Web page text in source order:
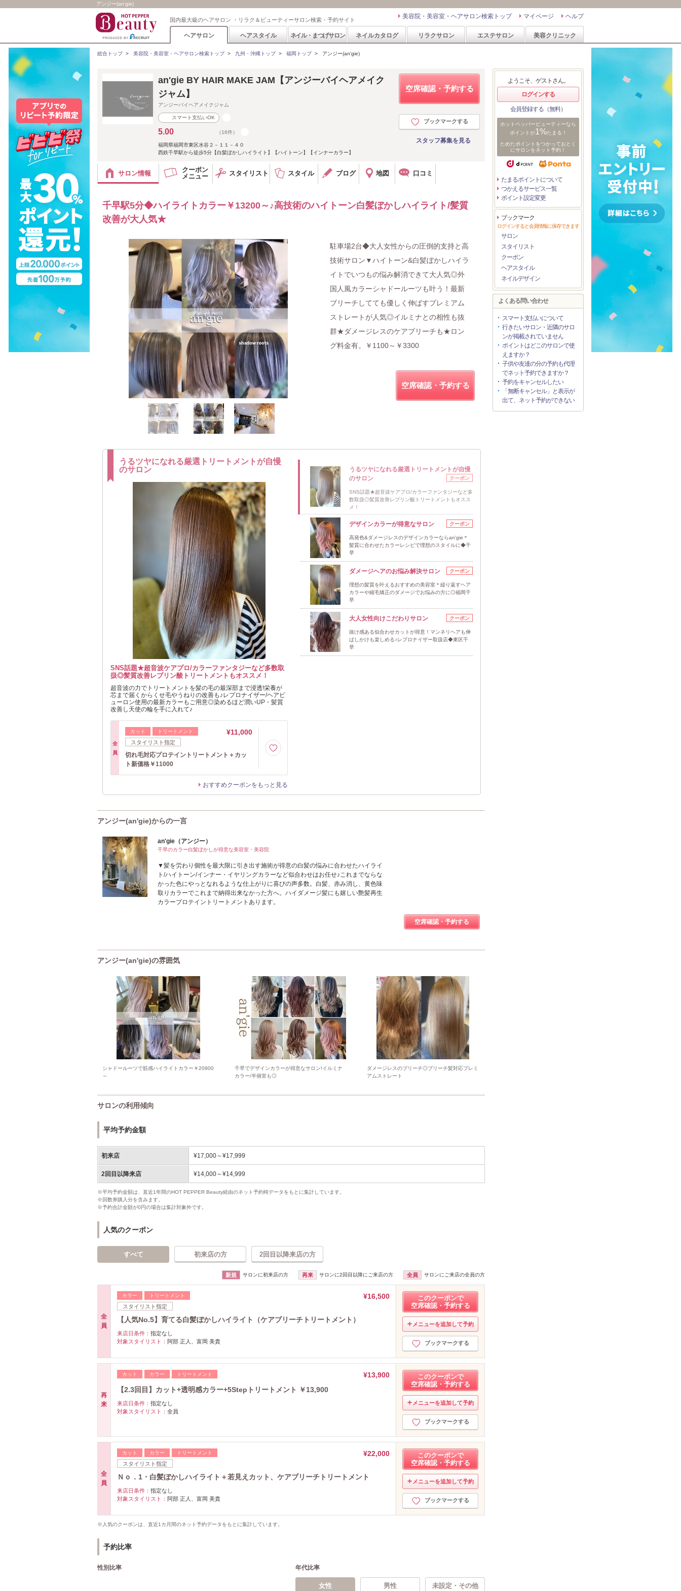
アンジー(an'gie)
国内最大級のヘアサロン ・リラク＆ビューティーサロン検索・予約サイト ヘルプ
マイページ
美容院・美容室・ヘアサロン検索トップ
ヘアサロン ヘアスタイル ネイル・まつげサロン ネイルカタログ リラクサロン エステサロン 美容クリニック
総合トップ> 美容院・美容室・ヘアサロン検索トップ> 九州・沖縄トップ> 福岡トップ> アンジー(an'gie)
空席確認・予約する
ブックマークする
スタッフ募集を見る
an'gie BY HAIR MAKE JAM【アンジーバイヘアメイク
ジャム】
アンジーバイヘアメイクジャム
スマート支払いOK
5.00 （16件）
福岡県福岡市東区水谷２－１１－４０
西鉄千早駅から徒歩5分【白髪ぼかしハイライト】【ハイトーン】【インナーカラー】
サロン情報
クーポン
メニュー
スタイリスト スタイル ブログ 地図 口コミ
千早駅5分◆ハイライトカラー￥13200～♪高技術のハイトーン白髪ぼかしハイライト/髪質
改善が大人気★
駐車場2台◆大人女性からの圧倒的支持と高
技術サロン▼ハイトーン&白髪ぼかしハイラ
イトでいつもの悩み解消できて大人気◎外
国人風カラーシャドールーツも叶う！最新
ブリーチしてても優しく伸ばすプレミアム
ストレートが人気◎イルミナとの相性も抜
群★ダメージレスのケアブリーチも★ロン
グ料金有。￥1100～￥3300
空席確認・予約する
うるツヤになれる厳選トリートメントが自慢
のサロン
SNS話題★超音波ケアプロ/カラーファンタジーなど多数取
扱◎髪質改善レブリン酸トリートメントもオススメ！
超音波の力でトリートメントを髪の毛の最深部まで浸透!栄養が
芯まで届くからくせ毛やうねりの改善も♪レプロナイザー/ヘアビ
ューロン使用の最新カラーもご用意◎染めるほど潤いUP・髪質
改善し天使の輪を手に入れて♪
全
員
カット トリートメント
スタイリスト指定
¥11,000
切れ毛対応プロテイントリートメント＋カッ
ト新価格￥11000
おすすめクーポンをもっと見る
うるツヤになれる厳選トリートメントが自慢
のサロン
クーポン
SNS話題★超音波ケアプロ/カラーファンタジーなど多
数取扱◎髪質改善レブリン酸トリートメントもオスス
メ！
デザインカラーが得意なサロン クーポン
高発色&ダメージレスのデザインカラーならan'gie＊
髪質に合わせたカラーレシピで理想のスタイルに◆千
早
ダメージヘアのお悩み解決サロン クーポン
理想の髪質を叶えるおすすめの美容室＊繰り返すヘア
カラーや縮毛矯正のダメージでお悩みの方に◎福岡千
早
大人女性向けこだわりサロン クーポン
抜け感ある似合わせカットが得意！マンネリヘアも伸
ばしかけも楽しめる♪レプロナイザー取扱店◆東区千
早
アンジー(an'gie)からの一言
an'gie（アンジー）
千早のカラー白髪ぼかしが得意な美容室・美容院
▼髪を労わり個性を最大限に引き出す施術が得意の白髪の悩みに合わせたハイライ
ト/ハイトーン/インナー・イヤリングカラーなど似合わせはお任せ♪これまでならな
かった色にやっとなれるような仕上がりに喜びの声多数。白髪、赤み消し、黄色味
取りカラーでこれまで納得出来なかった方へ。ハイダメージ髪にも嬉しい艶髪再生
カラープロテイントリートメントあります。
空席確認・予約する
アンジー(an'gie)の雰囲気
シャドールーツで筋感ハイライトカラー￥20900
～
千早でデザインカラーが得意なサロン!イルミナ
カラー/半個室も◎
ダメージレスのブリーチ◎ブリーチ髪対応プレミ
アムストレート
サロンの利用傾向
平均予約金額
初来店 ¥17,000～¥17,999
2回目以降来店 ¥14,000～¥14,999
※平均予約金額は、直近1年間のHOT PEPPER Beauty経由のネット予約時データをもとに集計しています。
※回数券購入分を含みます。
※予約合計金額が0円の場合は集計対象外です。
人気のクーポン
すべて 初来店の方 2回目以降来店の方
新規 サロンに初来店の方 再来 サロンに2回目以降にご来店の方 全員 サロンにご来店の全員の方
全
員
カラー トリートメント
スタイリスト指定
¥16,500
【人気No.5】育てる白髪ぼかしハイライト（ケアブリーチトリートメント）
来店日条件： 指定なし
対象スタイリスト： 阿部 正人、富岡 美貴
このクーポンで
空席確認・予約する
メニューを追加して予約
ブックマークする
再
来
カット カラー トリートメント
¥13,900
【2.3回目】カット+透明感カラー+5Stepトリートメント ￥13,900
来店日条件： 指定なし
対象スタイリスト： 全員
このクーポンで
空席確認・予約する
メニューを追加して予約
ブックマークする
全
員
カット カラー トリートメント
スタイリスト指定
¥22,000
Ｎｏ．1・白髪ぼかしハイライト＋若見えカット、ケアブリーチトリートメント
来店日条件： 指定なし
対象スタイリスト： 阿部 正人、富岡 美貴
このクーポンで
空席確認・予約する
メニューを追加して予約
ブックマークする
※人気のクーポンは、直近1カ月間のネット予約データをもとに集計しています。
予約比率
性別比率 年代比率
女性 男性 未設定・その他
ようこそ、ゲストさん。
ログインする
会員登録する（無料）
ホットペッパービューティーなら
ポイントが1%たまる！
ためたポイントをつかっておとく
にサロンをネット予約！
たまるポイントについて
つかえるサービス一覧
ポイント設定変更
ブックマーク
ログインすると会員情報に保存できます
サロン
スタイリスト
クーポン
ヘアスタイル
ネイルデザイン
よくある問い合わせ
スマート支払いについて
行きたいサロン・近隣のサロ
ンが掲載されていません
ポイントはどこのサロンで使
えますか？
子供や友達の分の予約も代理
でネット予約できますか？
予約をキャンセルしたい
「無断キャンセル」と表示が
出て、ネット予約ができない